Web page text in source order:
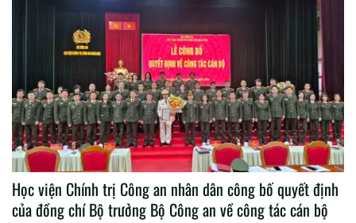
Học viện Chính trị Công an nhân dân công bố quyết định
của đồng chí Bộ trưởng Bộ Công an về công tác cán bộ